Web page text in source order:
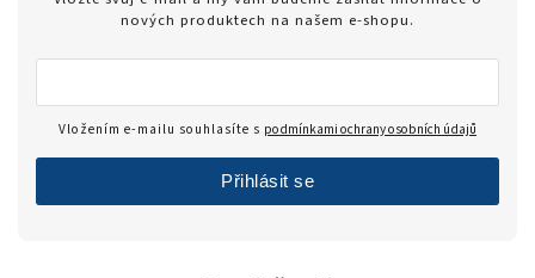
nových produktech na našem e-shopu.
Vložením e-mailu souhlasíte s podmínkami ochrany osobních údajů
Přihlásit se